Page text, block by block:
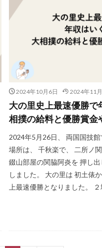
2024年10月6日 2024年11
大の里史上最速優勝で
相撲の給料と優勝賞金
2024年5月26日、 両国国技
場所は、 千秋楽で、 二所ノ
錣山部屋の関脇阿炎を 押し
しました。 大の里は 初土俵
上最速優勝となりました。